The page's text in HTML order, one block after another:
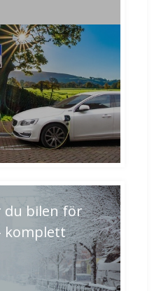
du bilen för
komplett